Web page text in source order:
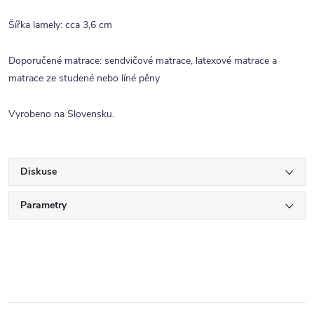
Šířka lamely: cca 3,6 cm
Doporučené matrace: sendvičové matrace, latexové matrace a
matrace ze studené nebo líné pěny
Vyrobeno na Slovensku.
Diskuse
Parametry